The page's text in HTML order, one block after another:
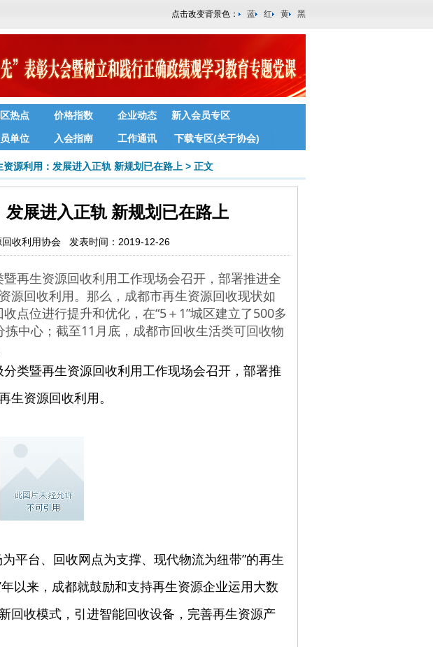
点击改变背景色： 蓝 红 黄 黑
热点 价格指数 企业动态 新入会员专区
单位 入会指南 工作通讯 下载专区(关于协会)
资源利用：发展进入正轨 新规划已在路上 > 正文
发展进入正轨 新规划已在路上
收利用协会 发表时间：2019-12-26
再生资源回收利用工作现场会召开，部署推进全
源回收利用。那么，成都市再生资源回收现状如
点位进行提升和优化，在“5＋1”城区建立了500多
中心；截至11月底，成都市回收生活类可回收物
类暨再生资源回收利用工作现场会召开，部署推
生资源回收利用。
平台、回收网点为支撑、现代物流为纽带”的再生
以来，成都就鼓励和支持再生资源企业运用大数
回收模式，引进智能回收设备，完善再生资源产